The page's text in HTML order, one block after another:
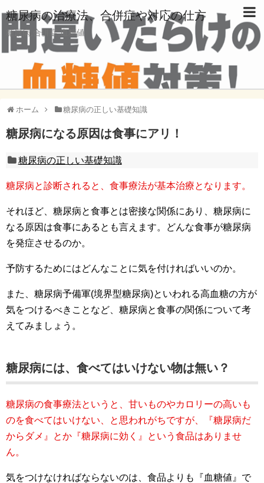
糖尿病の治療法、合併症や対応の仕方
糖尿病,合併症,血糖値
ホーム 糖尿病の正しい基礎知識
糖尿病になる原因は食事にアリ！
糖尿病の正しい基礎知識
糖尿病と診断されると、食事療法が基本治療となります。
それほど、糖尿病と食事とは密接な関係にあり、糖尿病に
なる原因は食事にあるとも言えます。どんな食事が糖尿病
を発症させるのか。
予防するためにはどんなことに気を付ければいいのか。
また、糖尿病予備軍(境界型糖尿病)といわれる高血糖の方が
気をつけるべきことなど、糖尿病と食事の関係について考
えてみましょう。
糖尿病には、食べてはいけない物は無い？
糖尿病の食事療法というと、甘いものやカロリーの高いも
のを食べてはいけない、と思われがちですが、『糖尿病だ
からダメ』とか『糖尿病に効く』という食品はありませ
ん。
気をつけなければならないのは、食品よりも『血糖値』で